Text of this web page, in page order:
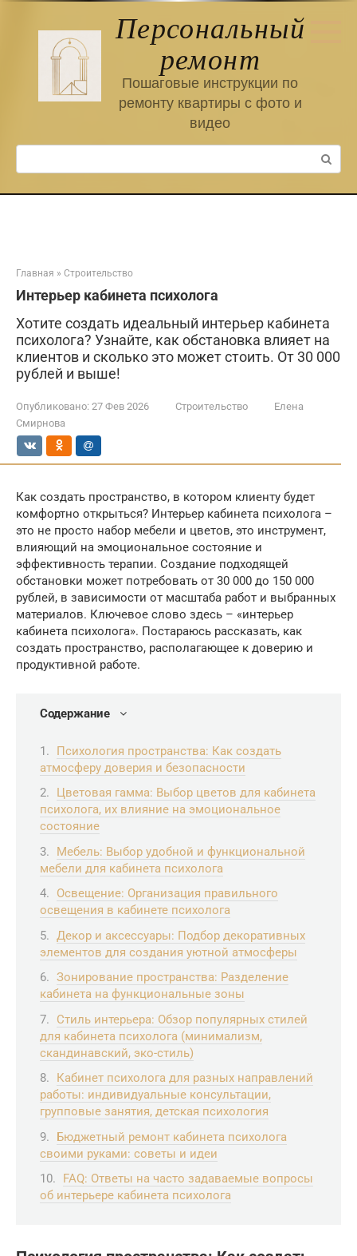
Персональный
ремонт
Пошаговые инструкции по
ремонту квартиры с фото и
видео
Поиск:
Главная » Строительство
Интерьер кабинета психолога
Хотите создать идеальный интерьер кабинета
психолога? Узнайте, как обстановка влияет на
клиентов и сколько это может стоить. От 30 000
рублей и выше!
Опубликовано: 27 Фев 2026 Строительство
Елена
Смирнова
Как создать пространство, в котором клиенту будет
комфортно открыться? Интерьер кабинета психолога –
это не просто набор мебели и цветов, это инструмент,
влияющий на эмоциональное состояние и
эффективность терапии. Создание подходящей
обстановки может потребовать от 30 000 до 150 000
рублей, в зависимости от масштаба работ и выбранных
материалов. Ключевое слово здесь – «интерьер
кабинета психолога». Постараюсь рассказать, как
создать пространство, располагающее к доверию и
продуктивной работе.
Содержание
Психология пространства: Как создать
атмосферу доверия и безопасности
Цветовая гамма: Выбор цветов для кабинета
психолога, их влияние на эмоциональное
состояние
Мебель: Выбор удобной и функциональной
мебели для кабинета психолога
Освещение: Организация правильного
освещения в кабинете психолога
Декор и аксессуары: Подбор декоративных
элементов для создания уютной атмосферы
Зонирование пространства: Разделение
кабинета на функциональные зоны
Стиль интерьера: Обзор популярных стилей
для кабинета психолога (минимализм,
скандинавский, эко-стиль)
Кабинет психолога для разных направлений
работы: индивидуальные консультации,
групповые занятия, детская психология
Бюджетный ремонт кабинета психолога
своими руками: советы и идеи
FAQ: Ответы на часто задаваемые вопросы
об интерьере кабинета психолога